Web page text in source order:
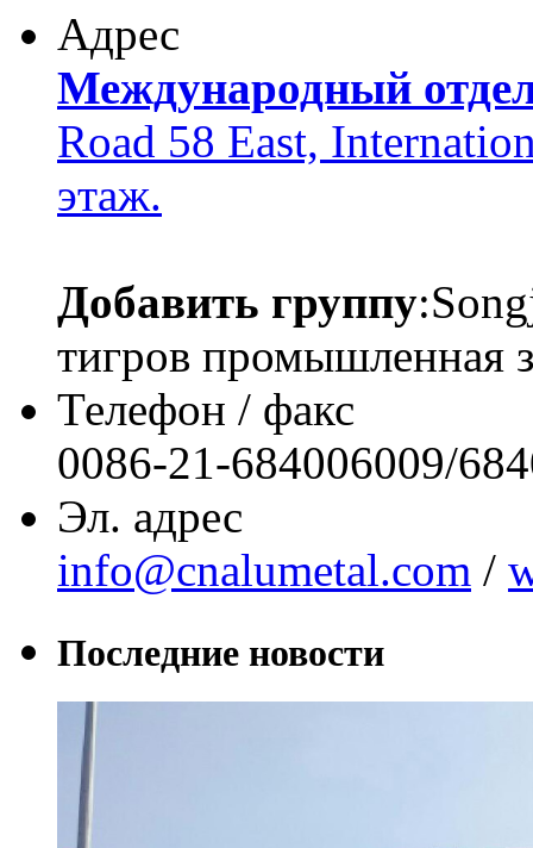
Адрес
Международный
Road 58 East,
этаж.
Добавить группу
тигров промышленная
Телефон / факс
0086-21-684006009/
Эл. адрес
info@cnalumetal.com /
Последние новости